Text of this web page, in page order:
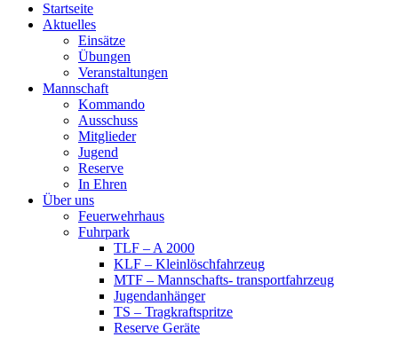
Startseite
Aktuelles
Einsätze
Übungen
Veranstaltungen
Mannschaft
Kommando
Ausschuss
Mitglieder
Jugend
Reserve
In Ehren
Über uns
Feuerwehrhaus
Fuhrpark
TLF – A 2000
KLF – Kleinlöschfahrzeug
MTF – Mannschafts- transportfahrzeug
Jugendanhänger
TS – Tragkraftspritze
Reserve Geräte